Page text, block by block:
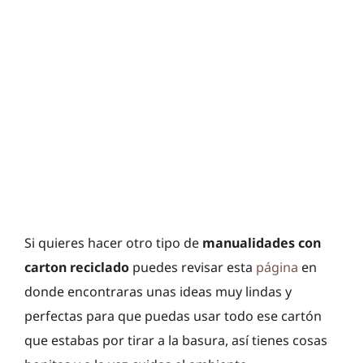
Si quieres hacer otro tipo de manualidades con
carton reciclado puedes revisar esta página en
donde encontraras unas ideas muy lindas y
perfectas para que puedas usar todo ese cartón
que estabas por tirar a la basura, así tienes cosas